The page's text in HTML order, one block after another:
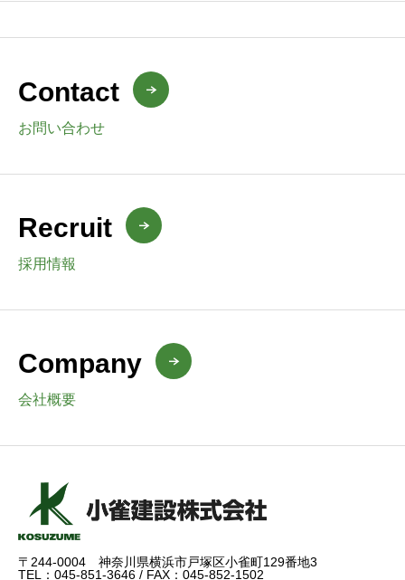
Contact
お問い合わせ
Recruit
採用情報
Company
会社概要
〒244-0004 神奈川県横浜市戸塚区小雀町129番地3
TEL：045-851-3646 / FAX：045-852-1502